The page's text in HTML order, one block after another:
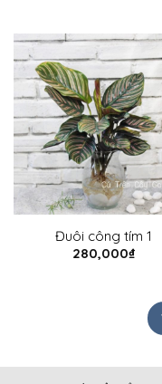
Đuôi công tím 1
280,000₫